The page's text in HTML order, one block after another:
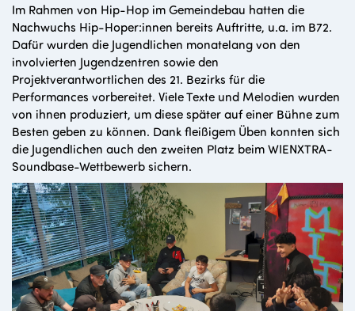
Im Rahmen von Hip-Hop im Gemeindebau hatten die
Nachwuchs Hip-Hoper:innen bereits Auftritte, u.a. im B72.
Dafür wurden die Jugendlichen monatelang von den
involvierten Jugendzentren sowie den
Projektverantwortlichen des 21. Bezirks für die
Performances vorbereitet. Viele Texte und Melodien wurden
von ihnen produziert, um diese später auf einer Bühne zum
Besten geben zu können. Dank fleißigem Üben konnten sich
die Jugendlichen auch den zweiten Platz beim WIENXTRA-
Soundbase-Wettbewerb sichern.